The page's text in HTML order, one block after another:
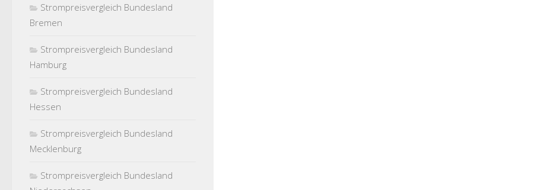
Strompreisvergleich Bundesland
Bremen
Strompreisvergleich Bundesland
Hamburg
Strompreisvergleich Bundesland
Hessen
Strompreisvergleich Bundesland
Mecklenburg
Strompreisvergleich Bundesland